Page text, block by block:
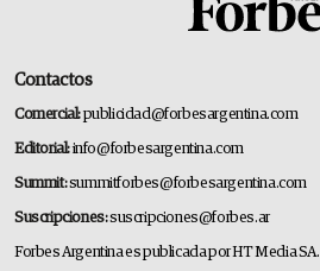
Contactos
Comercial:publicidad@forbesargentina.com
Editorial:info@forbesargentina.com
Summit:summitforbes@forbesargentina.com
Suscripciones:suscripciones@forbes.ar
Forbes Argentina es publicada por HT Media SA.